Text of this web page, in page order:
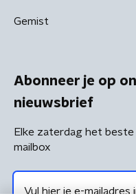
Gemist
Abonneer je op
nieuwsbrief
Elke zaterdag het beste
mailbox